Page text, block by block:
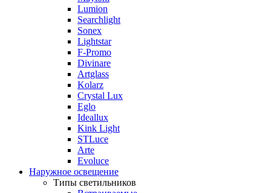
Lumion
Searchlight
Sonex
Lightstar
F-Promo
Divinare
Artglass
Kolarz
Crystal Lux
Eglo
Ideallux
Kink Light
STLuce
Arte
Evoluce
Наружное освещение
Типы светильников